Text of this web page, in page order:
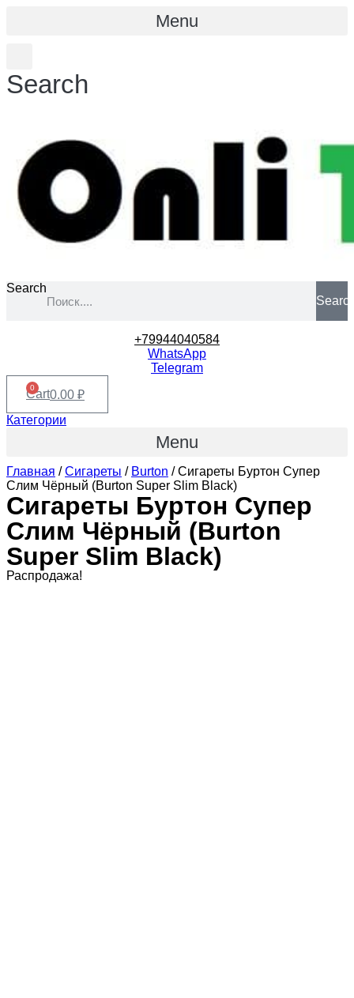
Menu
Search
Search
+79944040584
WhatsApp
Telegram
0.00 ₽
0
Cart
Категории
Menu
Главная /Сигареты / Burton / Сигареты Буртон Супер
Слим Чёрный (Burton Super Slim Black)
Сигареты Буртон Супер
Слим Чёрный (Burton
Super Slim Black)
Распродажа!